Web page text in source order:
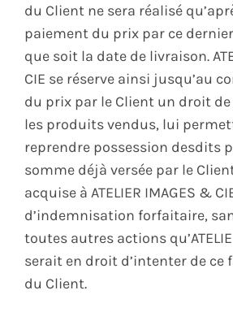
du Client ne sera réalisé
paiement du prix par ce
que soit la date de livraison.
CIE se réserve ainsi jusqu’au
du prix par le Client un droit
les produits vendus, lui
reprendre possession desdits
somme déjà versée par le
acquise à ATELIER IMAGES &
d’indemnisation forfaitaire,
toutes autres actions
serait en droit d’intenter de ce
du Client.